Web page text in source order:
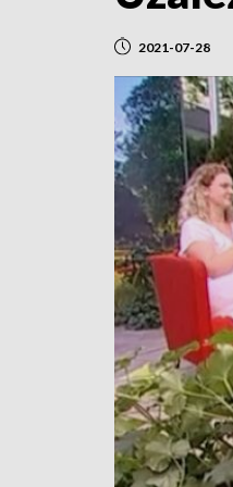
2021-07-28